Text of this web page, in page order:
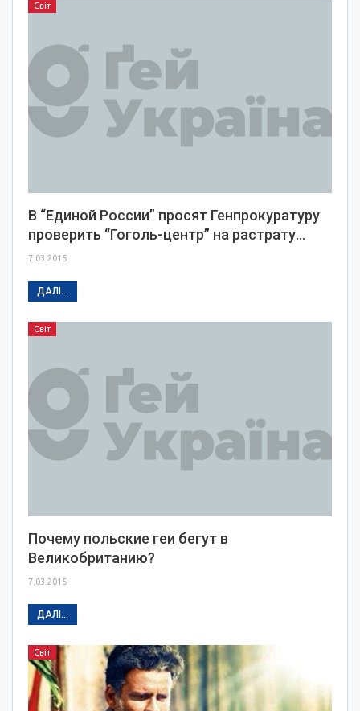
Світ
В “Единой России” просят Генпрокуратуру
проверить “Гоголь-центр” на растрату…
7.03.2015
ДАЛІ...
Світ
Почему польские геи бегут в
Великобританию?
7.03.2015
ДАЛІ...
Світ